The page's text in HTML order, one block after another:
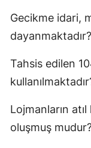
Gecikme idari,
dayanmaktadır?
Tahsis edilen
Lojmanların
oluşmuş